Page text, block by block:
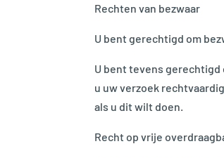
Rechten van bezwaar
U bent gerechtigd om
U bent tevens
u uw verzoek
als u dit wilt doen.
Recht op vrije